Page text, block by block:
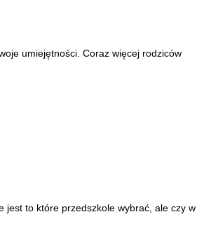
umiejętności. Coraz więcej rodziców
jest to które przedszkole wybrać, ale czy w